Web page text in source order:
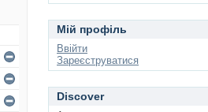
Мій профіль
Ввійти
Зареєструватися
Discover